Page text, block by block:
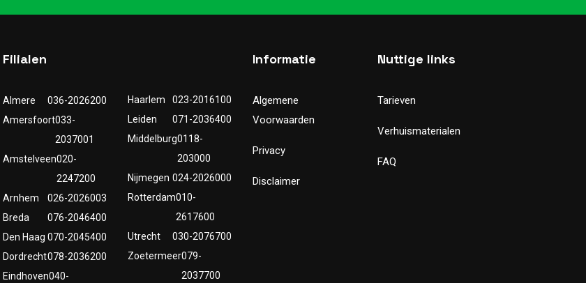
Filialen
Almere
036-2026200
Amersfoort033-
2037001
Amstelveen020-
2247200
Arnhem
026-2026003
Breda
076-2046400
Den Haag 070-2045400
Dordrecht078-2036200
Eindhoven040-
Haarlem
023-2016100
Leiden
071-2036400
Middelburg0118-
203000
Nijmegen 024-2026000
Rotterdam010-
2617600
Utrecht
030-2076700
Zoetermeer079-
2037700
Informatie
Algemene
Voorwaarden
Privacy
Disclaimer
Nuttige links
Tarieven
Verhuismaterialen
FAQ